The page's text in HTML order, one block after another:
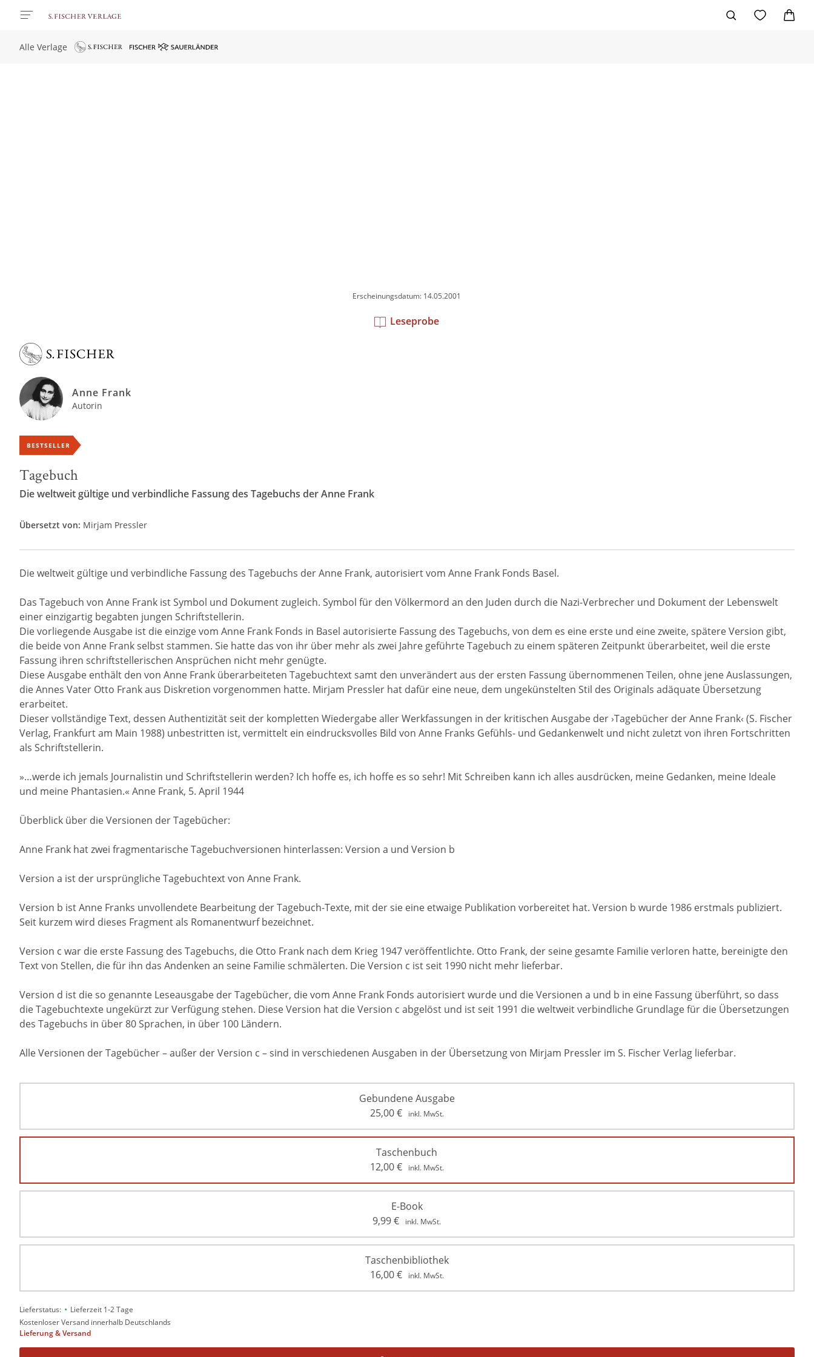
Alle Verlage
Erscheinungsdatum: 14.05.2001
Leseprobe
Anne Frank
Autorin
BESTSELLER
Tagebuch
Die weltweit gültige und verbindliche Fassung des Tagebuchs der Anne Frank
Übersetzt von: Mirjam Pressler
Die weltweit gültige und verbindliche Fassung des Tagebuchs der Anne Frank, autorisiert vom Anne Frank Fonds Basel.
Das Tagebuch von Anne Frank ist Symbol und Dokument zugleich. Symbol für den Völkermord an den Juden durch die Nazi-Verbrecher und Dokument der Lebenswelt
einer einzigartig begabten jungen Schriftstellerin.
Die vorliegende Ausgabe ist die einzige vom Anne Frank Fonds in Basel autorisierte Fassung des Tagebuchs, von dem es eine erste und eine zweite, spätere Version gibt,
die beide von Anne Frank selbst stammen. Sie hatte das von ihr über mehr als zwei Jahre geführte Tagebuch zu einem späteren Zeitpunkt überarbeitet, weil die erste
Fassung ihren schriftstellerischen Ansprüchen nicht mehr genügte.
Diese Ausgabe enthält den von Anne Frank überarbeiteten Tagebuchtext samt den unverändert aus der ersten Fassung übernommenen Teilen, ohne jene Auslassungen,
die Annes Vater Otto Frank aus Diskretion vorgenommen hatte. Mirjam Pressler hat dafür eine neue, dem ungekünstelten Stil des Originals adäquate Übersetzung
erarbeitet.
Dieser vollständige Text, dessen Authentizität seit der kompletten Wiedergabe aller Werkfassungen in der kritischen Ausgabe der ›Tagebücher der Anne Frank‹ (S. Fischer
Verlag, Frankfurt am Main 1988) unbestritten ist, vermittelt ein eindrucksvolles Bild von Anne Franks Gefühls- und Gedankenwelt und nicht zuletzt von ihren Fortschritten
als Schriftstellerin.
»…werde ich jemals Journalistin und Schriftstellerin werden? Ich hoffe es, ich hoffe es so sehr! Mit Schreiben kann ich alles ausdrücken, meine Gedanken, meine Ideale
und meine Phantasien.« Anne Frank, 5. April 1944
Überblick über die Versionen der Tagebücher:
Anne Frank hat zwei fragmentarische Tagebuchversionen hinterlassen: Version a und Version b
Version a ist der ursprüngliche Tagebuchtext von Anne Frank.
Version b ist Anne Franks unvollendete Bearbeitung der Tagebuch-Texte, mit der sie eine etwaige Publikation vorbereitet hat. Version b wurde 1986 erstmals publiziert.
Seit kurzem wird dieses Fragment als Romanentwurf bezeichnet.
Version c war die erste Fassung des Tagebuchs, die Otto Frank nach dem Krieg 1947 veröffentlichte. Otto Frank, der seine gesamte Familie verloren hatte, bereinigte den
Text von Stellen, die für ihn das Andenken an seine Familie schmälerten. Die Version c ist seit 1990 nicht mehr lieferbar.
Version d ist die so genannte Leseausgabe der Tagebücher, die vom Anne Frank Fonds autorisiert wurde und die Versionen a und b in eine Fassung überführt, so dass
die Tagebuchtexte ungekürzt zur Verfügung stehen. Diese Version hat die Version c abgelöst und ist seit 1991 die weltweit verbindliche Grundlage für die Übersetzungen
des Tagebuchs in über 80 Sprachen, in über 100 Ländern.
Alle Versionen der Tagebücher – außer der Version c – sind in verschiedenen Ausgaben in der Übersetzung von Mirjam Pressler im S. Fischer Verlag lieferbar.
Gebundene Ausgabe
25,00€ inkl. MwSt.
Taschenbuch
12,00€ inkl. MwSt.
E-Book
9,99€ inkl. MwSt.
Taschenbibliothek
16,00€ inkl. MwSt.
Lieferstatus: • Lieferzeit 1-2 Tage
Kostenloser Versand innerhalb Deutschlands
Lieferung & Versand